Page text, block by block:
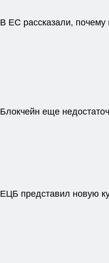
В ЕС рассказали, почему
Блокчейн еще
ЕЦБ представил новую